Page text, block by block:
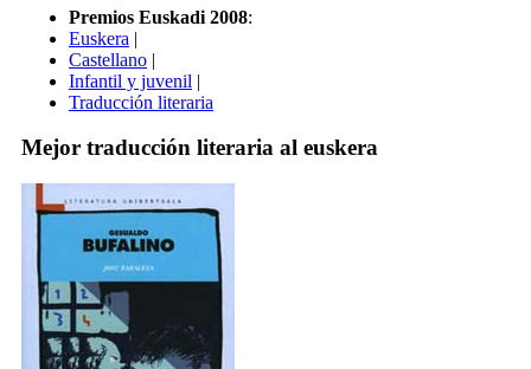
Premios Euskadi 2008:
Euskera |
Castellano |
Infantil y juvenil |
Traducción literaria
Mejor traducción literaria al euskera